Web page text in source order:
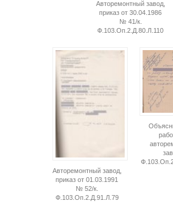
Авторемонтный завод,
приказ от 30.04.1986
№ 41/к.
Ф.103.Оп.2.Д.80.Л.110
Авторемонтный завод,
приказ от 01.03.1991
№ 52/к.
Ф.103.Оп.2.Д.91.Л.79